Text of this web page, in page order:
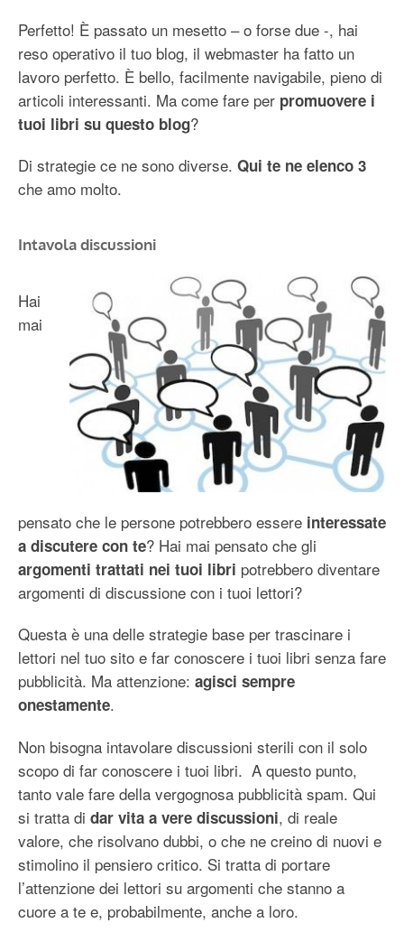
Perfetto! È passato un mesetto – o forse due -, hai
reso operativo il tuo blog, il webmaster ha fatto un
lavoro perfetto. È bello, facilmente navigabile, pieno di
articoli interessanti. Ma come fare per promuovere i
tuoi libri su questo blog?
Di strategie ce ne sono diverse. Qui te ne elenco 3
che amo molto.
Intavola discussioni
Hai
mai
pensato che le persone potrebbero essere interessate
a discutere con te? Hai mai pensato che gli
argomenti trattati nei tuoi libri potrebbero diventare
argomenti di discussione con i tuoi lettori?
Questa è una delle strategie base per trascinare i
lettori nel tuo sito e far conoscere i tuoi libri senza fare
pubblicità. Ma attenzione: agisci sempre
onestamente.
Non bisogna intavolare discussioni sterili con il solo
scopo di far conoscere i tuoi libri. A questo punto,
tanto vale fare della vergognosa pubblicità spam. Qui
si tratta di dar vita a vere discussioni, di reale
valore, che risolvano dubbi, o che ne creino di nuovi e
stimolino il pensiero critico. Si tratta di portare
l’attenzione dei lettori su argomenti che stanno a
cuore a te e, probabilmente, anche a loro.